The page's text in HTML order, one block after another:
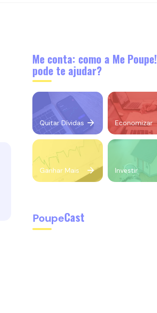
Me conta: como a Me Poupe!
pode te ajudar?
Quitar Dívidas Economizar
Ganhar Mais Investir
PoupeCast